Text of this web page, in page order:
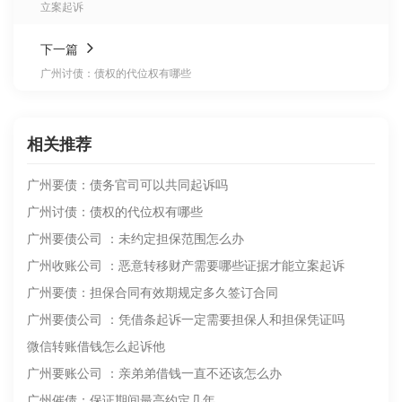
立案起诉
下一篇
广州讨债：债权的代位权有哪些
相关推荐
广州要债：债务官司可以共同起诉吗
广州讨债：债权的代位权有哪些
广州要债公司 ：未约定担保范围怎么办
广州收账公司 ：恶意转移财产需要哪些证据才能立案起诉
广州要债：担保合同有效期规定多久签订合同
广州要债公司 ：凭借条起诉一定需要担保人和担保凭证吗
微信转账借钱怎么起诉他
广州要账公司 ：亲弟弟借钱一直不还该怎么办